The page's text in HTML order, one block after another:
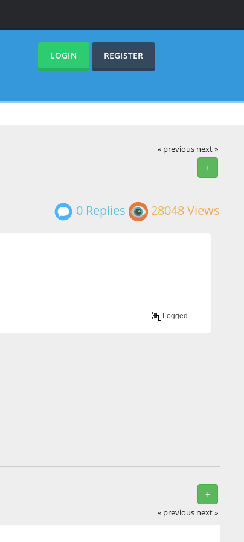
LOGIN REGISTER
« previous next »
+
0 Replies 28048 Views
Logged
+
« previous next »